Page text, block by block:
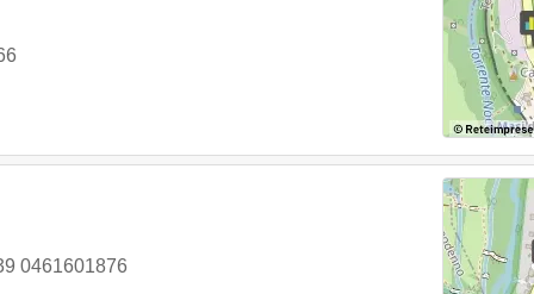
0461601876